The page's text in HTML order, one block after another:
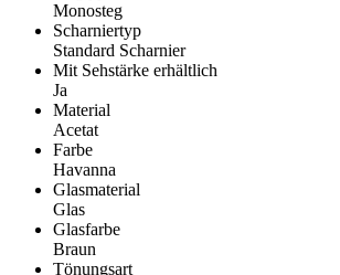
Monosteg
Scharniertyp
Standard Scharnier
Mit Sehstärke erhältlich
Ja
Material
Acetat
Farbe
Havanna
Glasmaterial
Glas
Glasfarbe
Braun
Tönungsart